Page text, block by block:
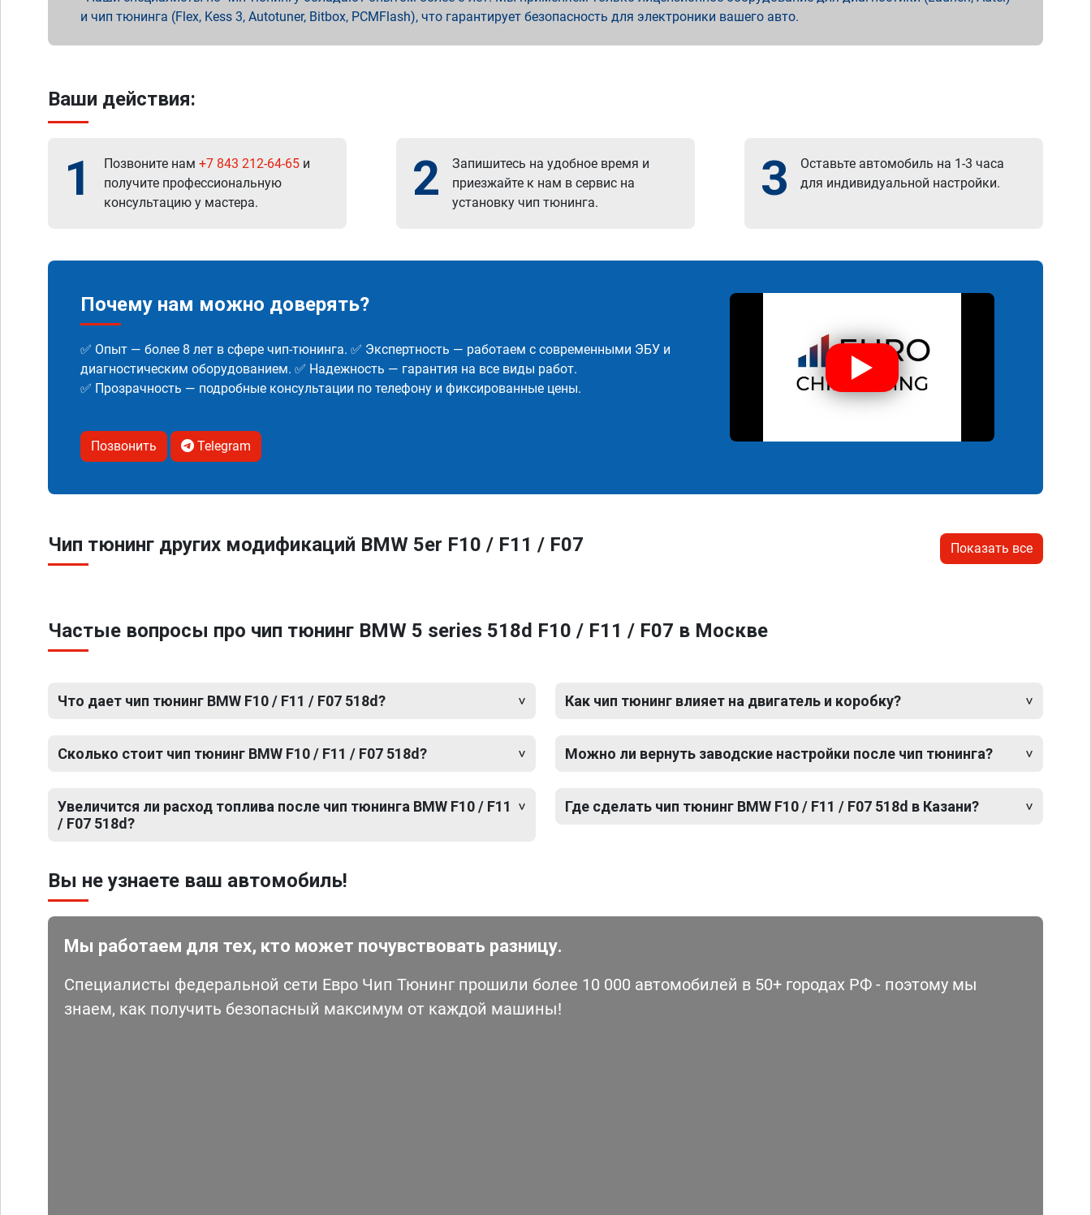
и чип тюнинга (Flex, Kess 3, Autotuner, Bitbox, PCMFlash), что гарантирует безопасность для электроники вашего авто.
Ваши действия:
1 Позвоните нам +7 843 212-64-65 и
получите профессиональную
консультацию у мастера.
2
Запишитесь на удобное время и
приезжайте к нам в сервис на
установку чип тюнинга.
3
Оставьте автомобиль на 1-3 часа
для индивидуальной настройки.
Почему нам можно доверять?
✅ Опыт — более 8 лет в сфере чип-тюнинга. ✅ Экспертность — работаем с современными ЭБУ и
диагностическим оборудованием. ✅ Надежность — гарантия на все виды работ.
✅ Прозрачность — подробные консультации по телефону и фиксированные цены.
Позвонить Telegram
Чип тюнинг других модификаций BMW 5er F10 / F11 / F07 Показать все
Частые вопросы про чип тюнинг BMW 5 series 518d F10 / F11 / F07 в Москве
Что дает чип тюнинг BMW F10 / F11 / F07 518d?
Сколько стоит чип тюнинг BMW F10 / F11 / F07 518d?
Увеличится ли расход топлива после чип тюнинга BMW F10 / F11
/ F07 518d?
Как чип тюнинг влияет на двигатель и коробку?
Можно ли вернуть заводские настройки после чип тюнинга?
Где сделать чип тюнинг BMW F10 / F11 / F07 518d в Казани?
Вы не узнаете ваш автомобиль!
Мы работаем для тех, кто может почувствовать разницу.
Специалисты федеральной сети Евро Чип Тюнинг прошили более 10 000 автомобилей в 50+ городах РФ - поэтому мы
знаем, как получить безопасный максимум от каждой машины!